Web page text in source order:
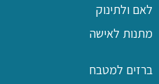
לאם ולתינוק
מתנות לאישה
ברזים למטבח